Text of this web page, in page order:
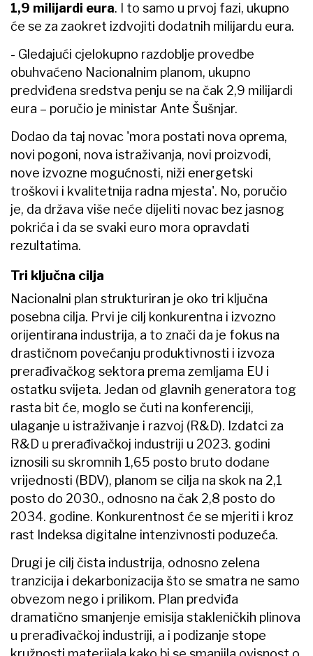
1,9 milijardi eura. I to samo u prvoj fazi, ukupno
će se za zaokret izdvojiti dodatnih milijardu eura.
- Gledajući cjelokupno razdoblje provedbe
obuhvaćeno Nacionalnim planom, ukupno
predviđena sredstva penju se na čak 2,9 milijardi
eura – poručio je ministar Ante Šušnjar.
Dodao da taj novac 'mora postati nova oprema,
novi pogoni, nova istraživanja, novi proizvodi,
nove izvozne mogućnosti, niži energetski
troškovi i kvalitetnija radna mjesta'. No, poručio
je, da država više neće dijeliti novac bez jasnog
pokrića i da se svaki euro mora opravdati
rezultatima.
Tri ključna cilja
Nacionalni plan strukturiran je oko tri ključna
posebna cilja. Prvi je cilj konkurentna i izvozno
orijentirana industrija, a to znači da je fokus na
drastičnom povećanju produktivnosti i izvoza
prerađivačkog sektora prema zemljama EU i
ostatku svijeta. Jedan od glavnih generatora tog
rasta bit će, moglo se čuti na konferenciji,
ulaganje u istraživanje i razvoj (R&D). Izdatci za
R&D u prerađivačkoj industriji u 2023. godini
iznosili su skromnih 1,65 posto bruto dodane
vrijednosti (BDV), planom se cilja na skok na 2,1
posto do 2030., odnosno na čak 2,8 posto do
2034. godine. Konkurentnost će se mjeriti i kroz
rast Indeksa digitalne intenzivnosti poduzeća.
Drugi je cilj čista industrija, odnosno zelena
tranzicija i dekarbonizacija što se smatra ne samo
obvezom nego i prilikom. Plan predviđa
dramatično smanjenje emisija stakleničkih plinova
u prerađivačkoj industriji, a i podizanje stope